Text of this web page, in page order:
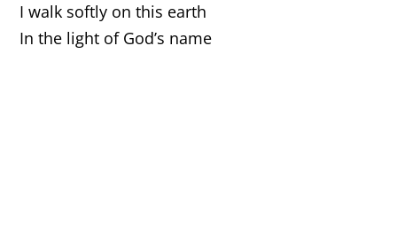
I walk softly on this earth
In the light of God’s name